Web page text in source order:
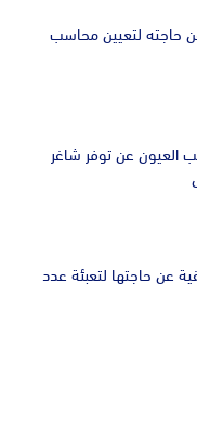
حاجته لتعيين محاسب
عن توفر شاغر
عن حاجتها لتعبئة عدد